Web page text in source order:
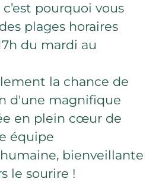
pourquoi vous
plages horaires
du mardi au
la chance de
d'une magnifique
en plein cœur de
équipe
bienveillante
le sourire !